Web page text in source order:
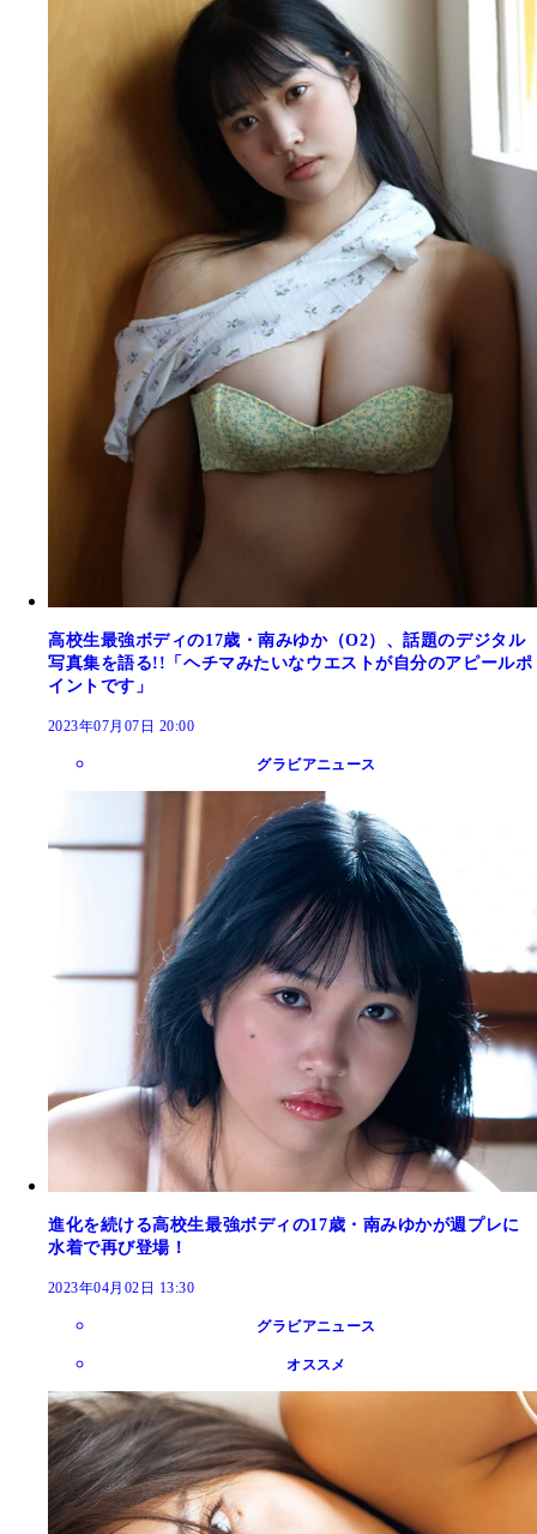
高校生最強ボディの17歳・南みゆか（O2）、話題のデジタル
写真集を語る!!「ヘチマみたいなウエストが自分のアピールポ
イントです」
2023年07月07日 20:00
グラビアニュース
進化を続ける高校生最強ボディの17歳・南みゆかが週プレに
水着で再び登場！
2023年04月02日 13:30
グラビアニュース
オススメ